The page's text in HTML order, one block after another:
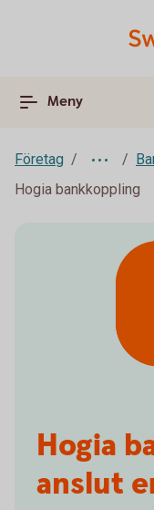
Meny
Företag
Hogia bankkoppling
Hogia
anslut